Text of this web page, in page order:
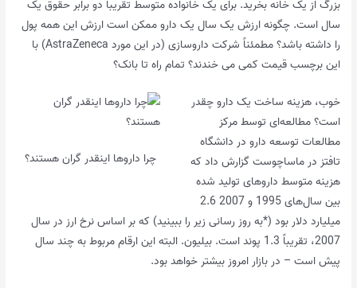
بزرگ از یک خانه بخرید. برای یک خانواده متوسط ​​تقریباً دو برابر حقوق یک
سال است. چگونه ارزش یک سال یک دارو ممکن است ارزش این همه پول
را داشته باشد؟ مطمئناً شرکت داروسازی (در این مورد AstraZeneca) با
این برچسب قیمت کمی می خندند؟ تمام راه تا بانک؟
چرا داروها اینقدر گران هستند؟
خوب، هزینه ساخت یک دارو چقدر
است؟ مطالعه‌ای توسط مرکز
مطالعات توسعه دارو در دانشگاه
تافتز در ماساچوست گزارش داد که
هزینه متوسط ​​داروهای تولید شده
بین سال‌های 1995 و 2007 2.6
میلیارد دلار بود (*به روز رسانی زیر را ببینید) که بر اساس نرخ ارز در سال
2007، تقریباً 1.3 پوند است. بیلیون. البته این ارقام مربوط به چند سال
پیش است – در بازار امروز بیشتر خواهد بود.